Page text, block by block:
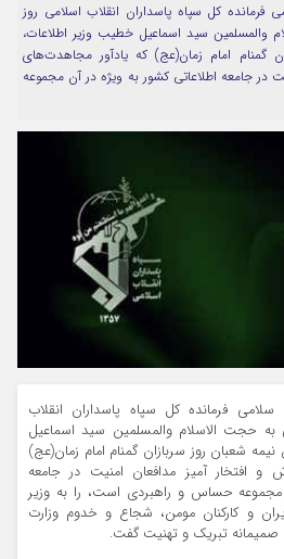
کل سپاه پاسداران انقلاب اسلامی روز
والمسلمین سید اسماعیل خطیب وزیر اطلاعات،
گمنام امام زمان(عج) که یادآور مجاهدت‌های
در جامعه اطلاعاتی کشور به ویژه در آن مجموعه
فرمانده کل سپاه پاسداران انقلاب
به حجت الاسلام والمسلمین سید اسماعیل
شعبان روز سربازان گمنام امام زمان(عج)
افتخار آمیز مدافعان امنیت در جامعه
مجموعه حساس و راهبردی است، را به وزیر
و کارکنان مومن، شجاع و خدوم وزارت
صمیمانه تبریک و تهنیت گفت.